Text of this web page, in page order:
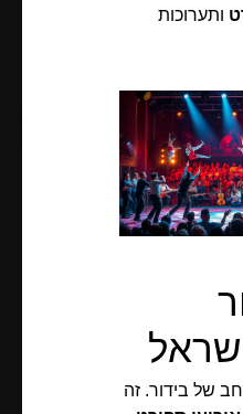
ותערוכות
של בידור. זה